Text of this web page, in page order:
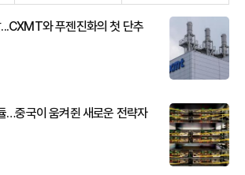
와 푸젠진화의 첫 단추
…중국이 움켜쥔 새로운 전략자